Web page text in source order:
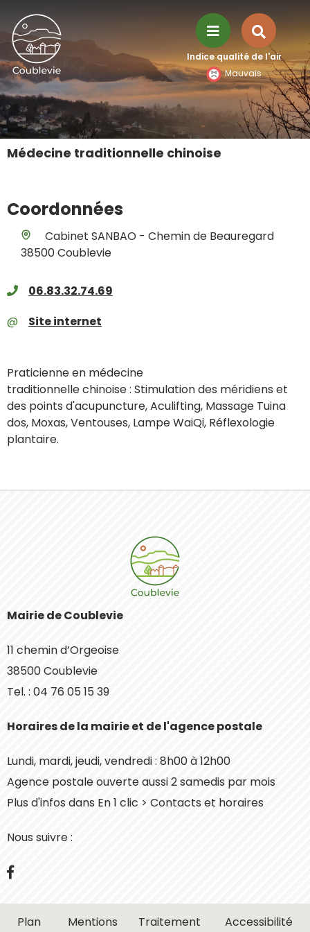
Aller à la recherche
Menu
sur
le
site
Indice qualité de l'air
Mauvais
Médecine traditionnelle chinoise
Coordonnées
Cabinet SANBAO - Chemin de Beauregard
38500 Coublevie
06.83.32.74.69
Site internet
Praticienne en médecine
traditionnelle chinoise : Stimulation des méridiens et
des points d'acupuncture, Aculifting, Massage Tuina
dos, Moxas, Ventouses, Lampe WaiQi, Réflexologie
plantaire.
Mairie de Coublevie
11 chemin d’Orgeoise
38500 Coublevie
Tel. : 04 76 05 15 39
Horaires de la mairie et de l'agence postale
Lundi, mardi, jeudi, vendredi : 8h00 à 12h00
Agence postale ouverte aussi 2 samedis par mois
Plus d'infos dans En 1 clic > Contacts et horaires
Nous suivre :
Facebook
Plan
Mentions
Traitement
Accessibilité